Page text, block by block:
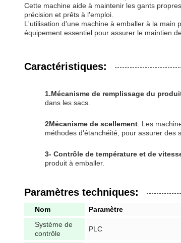
Cette machine aide à maintenir les gants
précision et prêts à l'emploi.
L'utilisation d'une machine à emballer à la
équipement essentiel pour assurer le maintien
Caractéristiques:
1.Mécanisme de remplissage du
dans les sacs.
2Mécanisme de scellement: Les
méthodes d'étanchéité, pour assurer des
3- Contrôle de température et de
produit à emballer.
Paramètres techniques:
Nom
Paramètre
Système de
contrôle
PLC